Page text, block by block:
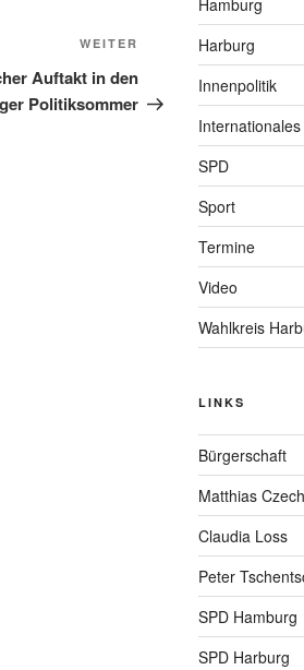
Nächster
Beitrag
WEITER
Auftakt in den
Politiksommer
Hamburg
Harburg
Innenpolitik
Internationales
SPD
Sport
Termine
Video
Wahlkreis
LINKS
Bürgerschaft
Matthias Czech
Claudia Loss
Peter
SPD Hamburg
SPD Harburg